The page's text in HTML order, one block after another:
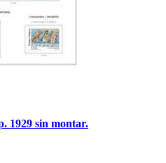
1929 sin montar.